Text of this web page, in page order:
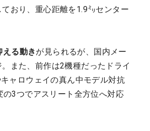
ており、重心距離を1.9㍉センター
る動きが見られるが、国内メー
また、前作は2機種だったドライ
ャロウェイの真ん中モデル対抗
3つでアスリート全方位へ対応